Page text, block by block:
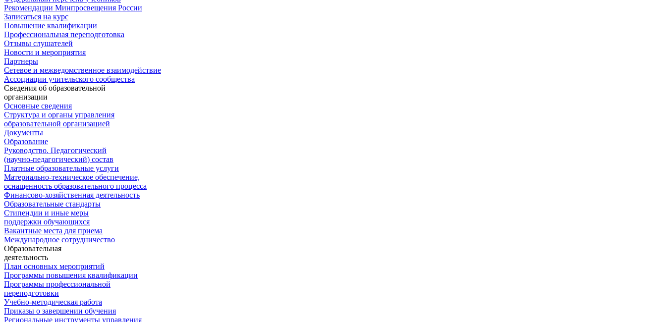
Рекомендации Минпросвещения России
Записаться на курс
Повышение квалификации
Профессиональная переподготовка
Отзывы слушателей
Новости и мероприятия
Партнеры
Сетевое и межведомственное взаимодействие
Ассоциации учительского сообщества
Сведения об образовательной
организации
Основные сведения
Структура и органы управления
образовательной организацией
Документы
Образование
Руководство. Педагогический
(научно-педагогический) состав
Платные образовательные услуги
Материально-техническое обеспечение,
оснащенность образовательного процесса
Финансово-хозяйственная деятельность
Образовательные стандарты
Стипендии и иные меры
поддержки обучающихся
Вакантные места для приема
Международное сотрудничество
Образовательная
деятельность
План основных мероприятий
Программы повышения квалификации
Программы профессиональной
переподготовки
Учебно-методическая работа
Приказы о завершении обучения
Региональные инструменты управления